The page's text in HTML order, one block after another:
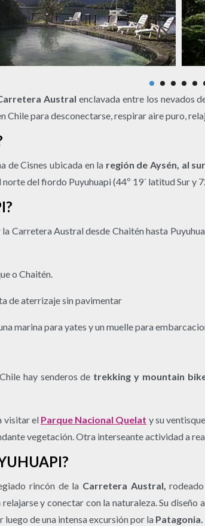
Austral enclavada entre los nevados
Chile para desconectarse, respirar aire puro,
de Cisnes ubicada en la región de Aysén, al
norte del fiordo Puyuhuapi (44º 19´ latitud Sur y
Carretera Austral desde Chaitén hasta
o Chaitén.
de aterrizaje sin pavimentar
marina para yates y un muelle para
hay senderos de trekking y mountain
visitar el Parque Nacional Quelat y su
vegetación. Otra interseante actividad a
rincón de la Carretera Austral,
y conectar con la naturaleza. Su
luego de una intensa excursión por la Patagonia.